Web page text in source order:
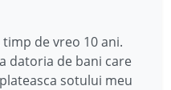
de vreo 10 ani.
datoria de bani care
sotului meu